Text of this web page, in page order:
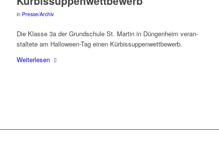
in Presse/Archiv
Die Klas­se 3a der Grund­schu­le St. Mar­tin in Dün­gen­heim ver­an­
stal­te­te am Hal­lo­ween-Tag einen Kürbissuppenwettbewerb.
Wei­ter­le­sen